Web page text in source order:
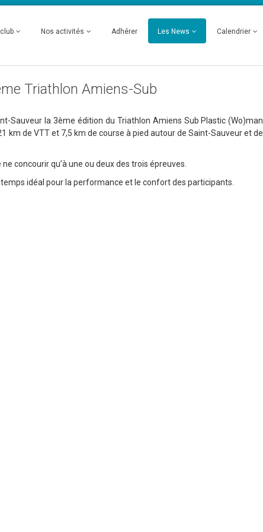
Nos activités Adhérer Les News Calendrier
Triathlon Amiens-Sub
Sauveur la 3ème édition du Triathlon Amiens Sub Plastic (Wo)man
km de VTT et 7,5 km de course à pied autour de Saint-Sauveur et de
concourir qu’à une ou deux des trois épreuves.
idéal pour la performance et le confort des participants.